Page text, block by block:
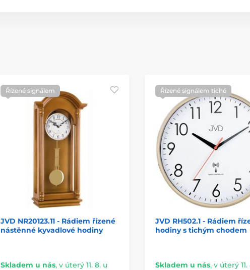
Řízené signálem
JVD NR20123.11 - Rádiem řízené
nástěnné kyvadlové hodiny
Skladem u nás, v úterý 11. 8. u
Řízené signálem tiché
JVD RH502.1 - Rádiem
hodiny s tichým chodem
Skladem u nás, v úterý 11.